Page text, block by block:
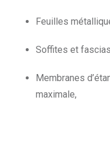
Feuilles
Soffites et
Membranes
maximale,